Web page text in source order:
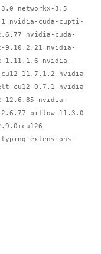
networkx-3.5
nvidia-cuda-cupti-
nvidia-cuda-
9.10.2.21 nvidia-
1.11.1.6 nvidia-
11.7.1.2 nvidia-
cu12-0.7.1 nvidia-
12.6.85 nvidia-
pillow-11.3.0
extensions-